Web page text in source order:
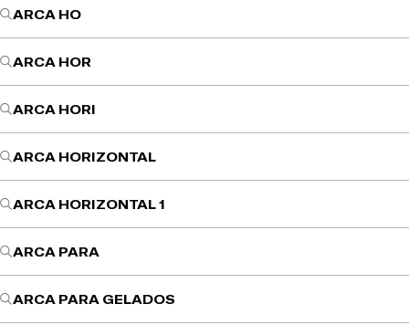
ARCA HO
ARCA HOR
ARCA HORI
ARCA HORIZONTAL
ARCA HORIZONTAL 1
ARCA PARA
ARCA PARA GELADOS